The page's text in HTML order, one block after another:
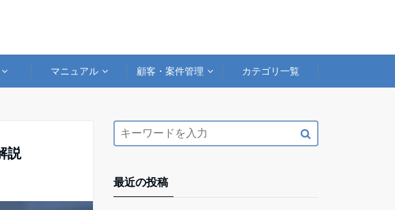
マニュアル 顧客・案件管理 カテゴリ一覧
説
最近の投稿